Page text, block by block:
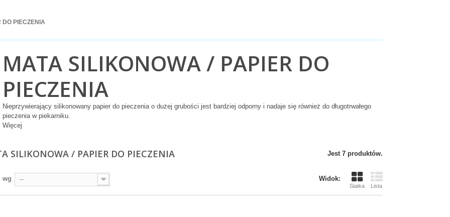
DO PIECZENIA
Kubeczki
niebieskie w
srebrne groszki
270ml 6szt
MATA SILIKONOWA / PAPIER DO
PIECZENIA
Nieprzywierający silikonowany papier do pieczenia o dużej grubości jest bardziej odporny i nadaje się również do długotrwałego
pieczenia w piekarniku.
Więcej
SILIKONOWA / PAPIER DO PIECZENIA Jest 7 produktów.
Widok:
Siatka Lista
wg --